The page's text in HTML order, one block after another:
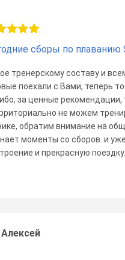
сборы по плаванию
тренерскому составу и
поехали с Вами, теперь
за ценные
не можем
обратим внимание на
моменты со сборов и
и прекрасную